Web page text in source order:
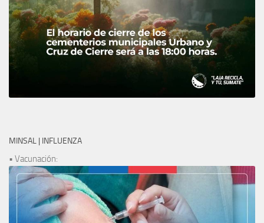
MINSAL | INFLUENZA
• Vacunación: